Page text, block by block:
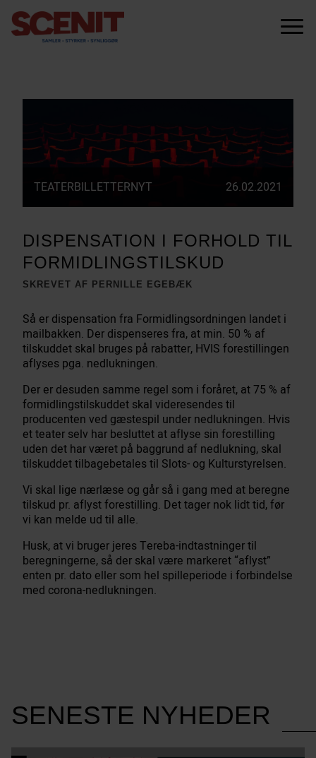
scenit.dk
Menu
TEATERBILLETTERNYT 26.02.2021
DISPENSATION I FORHOLD TIL
FORMIDLINGSTILSKUD
SKREVET AF PERNILLE EGEBÆK
Så er dispensation fra Formidlingsordningen landet i
mailbakken. Der dispenseres fra, at min. 50 % af
tilskuddet skal bruges på rabatter, HVIS forestillingen
aflyses pga. nedlukningen.
Der er desuden samme regel som i foråret, at 75 % af
formidlingstilskuddet skal videresendes til
producenten ved gæstespil under nedlukningen. Hvis
et teater selv har besluttet at aflyse sin forestilling
uden det har været på baggrund af nedlukning, skal
tilskuddet tilbagebetales til Slots- og Kulturstyrelsen.
Vi skal lige nærlæse og går så i gang med at beregne
tilskud pr. aflyst forestilling. Det tager nok lidt tid, før
vi kan melde ud til alle.
Husk, at vi bruger jeres Tereba-indtastninger til
beregningerne, så der skal være markeret “aflyst”
enten pr. dato eller som hel spilleperiode i forbindelse
med corona-nedlukningen.
SENESTE NYHEDER